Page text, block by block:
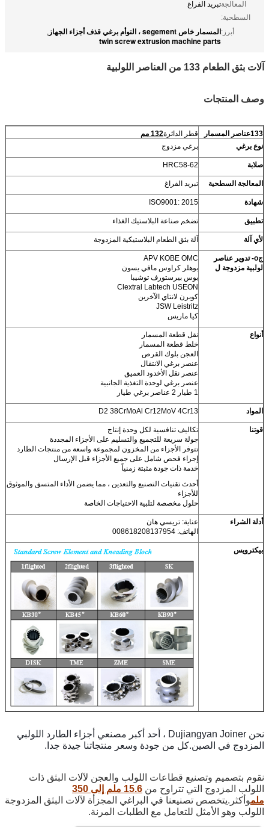
المعالجة
السطحية:
تبريد الفراغ
أبرز:المسمار خاص segement ، التوأم برغي قذف أجزاء الجهاز ,
twin screw extrusion machine parts
آلات بثق الطعام 133 من العناصر اللولبية
وصف المنتجات
133عناصر المسمار قطر الدائرة132 م
م
نوع برغي
برغي مزدوج
صلابة HRC58-62
المعالجة السطحية تبريد الفراغ
شهادة ISO9001: 2015
تطبيق تضخم صناعة البلاستيك الغذاء
لأي آلة آلة بثق الطعام البلاستيكية المزدوجة
ج o- تدوير عناصر
لولبية مزدوجة ل
APV KOBE OMC
بوهلر كراوس مافي يسون
بوس بيرستورف توشيبا
Clextral Labtech USEON
كوبرن لانتاي الآخرين
JSW Leistritz
كيا ماريس
أنواع
نقل قطعة المسمار
خلط قطعة المسمار
العجن بلوك القرص
عنصر برغي الانتقال
عنصر نقل الأخدود العميق
عنصر برغي لوحدة التغذية الجانبية
1 طيار 2 عناصر برغي طيار
المواد D2 38CrMoAl Cr12MoV 4Cr13
قوتنا
تكاليف تنافسية لكل وحدة إنتاج
جولة سريعة للتجميع والتسليم على الأجزاء المجددة
تتوفر الأجزاء من المخزون لمجموعة واسعة من منتجات الطارد
إجراء فحص شامل على جميع الأجزاء قبل الإرسال
خدمة ذات جودة مثبتة زمنياً
أحدث تقنيات التصنيع والتعدين ، مما يضمن الأداء المتسق والموثوق
للأجزاء
حلول مخصصة لتلبية الاحتياجات الخاصة
أدلة الشراء
عناية: تريسي هان
الهاتف: 008618208137954
بيكترويس
نحن Dujiangyan Joiner ، أحد أكبر مصنعي أجزاء الطارد اللولبي
المزدوج في الصين.كل من جودة وسعر منتجاتنا جيدة جدا.
نقوم بتصميم وتصنيع قطاعات اللولب والعجن لآلات البثق ذات
اللولب المزدوج التي تتراوح من
15.6 ملم إلى 350
ملموأكثر.يتخصص تصنيعنا في البراغي المجزأة لآلات البثق المزدوجة
اللولب وهو الأمثل للتعامل مع الطلبات المرنة.